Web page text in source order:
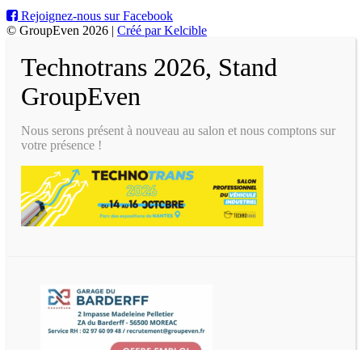
Rejoignez-nous sur Facebook
© GroupEven 2026 | Créé par Kelcible
Technotrans 2026, Stand
GroupEven
Nous serons présent à nouveau au salon et nous comptons sur
votre présence !